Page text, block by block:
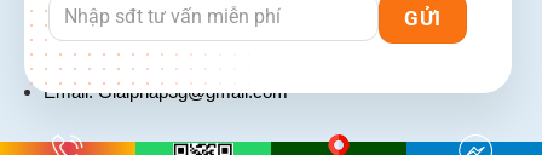
Minh
Hotline: 1900 2106 - 0386 001 001
Email:Giaiphap3g@gmail.com